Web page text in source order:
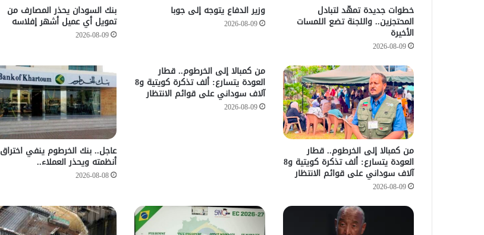
خطوات جديدة تمهّد لتبادل
المحتجزين.. واللجنة تضع اللمسات
الأخيرة
2026-08-09
وزير الدفاع يتوجه إلى جوبا
2026-08-09
بنك السودان يحذر المصارف من
تمويل أي عميل أشهر إفلاسه
2026-08-09
من كمبالا إلى الخرطوم.. قطار
العودة يتسارع: ألف تذكرة كويتية و8
آلاف سوداني على قوائم الانتظار
2026-08-09
من كمبالا إلى الخرطوم.. قطار
العودة يتسارع: ألف تذكرة كويتية و8
آلاف سوداني على قوائم الانتظار
2026-08-09
عاجل.. بنك الخرطوم ينفي اختراق
أنظمته ويحذر العملاء..
2026-08-08